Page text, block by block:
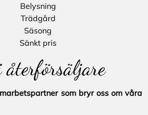
Belysning
Trädgård
Säsong
Sänkt pris
som bryr oss om våra